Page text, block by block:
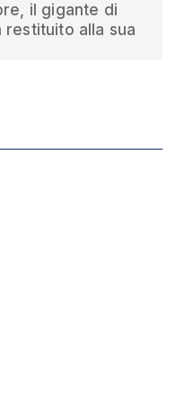
il gigante di
restituito alla sua